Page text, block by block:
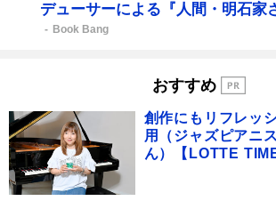
デューサーによる『人間・明石家
Book Bang
おすすめ
創作にもリフレッ
用（ジャズピアニ
ん）【LOTTE